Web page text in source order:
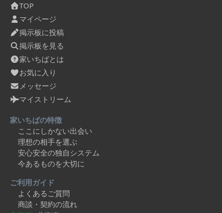
TOP
マイページ
掲示板に投稿
掲示板を見る
家いちばとは
お気に入り
メッセージ
マイストリーム
家いちばの特徴
ここにしかない出会い
理想の相手を選ぶ
安心安全の独自システム
今あるものを大切に
ご利用ガイド
よくあるご質問
商談・契約の流れ